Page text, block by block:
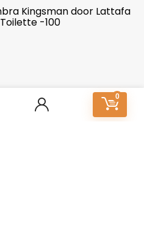
0
Kingsman door Lattafa
-100